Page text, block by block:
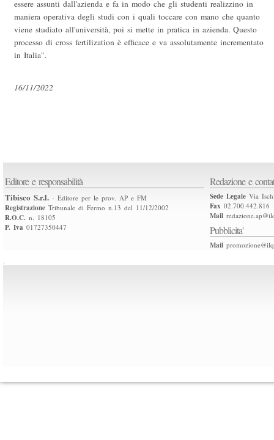
essere assunti dall'azienda e fa in modo che gli studenti realizzino in
maniera operativa degli studi con i quali toccare con mano che quanto
viene studiato all'università, poi si mette in pratica in azienda. Questo
processo di cross fertilization è efficace e va assolutamente incrementato
in Italia".
16/11/2022
Editore e responsabilità
Tibisco S.r.l. - Editore per le prov. AP e FM
Registrazione Tribunale di Fermo n.13 del 11/12/2002
R.O.C. n. 18105
P. Iva 01727350447
Redazione e
Sede Legale Via
Fax 02.700.442.816
Mail
Pubblicita'
Mail
.